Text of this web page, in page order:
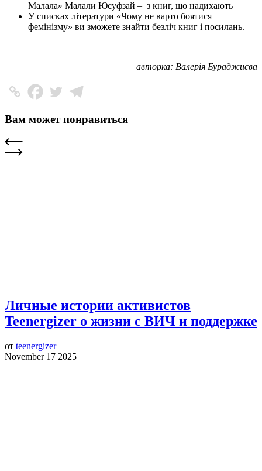
Малала» Малали Юсуфзай – з книг, що надихають
У списках літератури «Чому не варто боятися
фемінізму» ви зможете знайти безліч книг і посилань.
авторка: Валерія Бураджиєва
Вам может понравиться
Личные истории активистов
Teenergizer о жизни с ВИЧ и поддержке
от teenergizer
November 17 2025